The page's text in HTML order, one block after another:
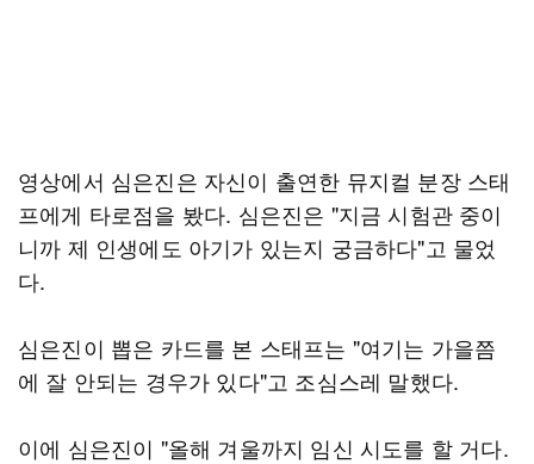
영상에서 심은진은 자신이 출연한 뮤지컬 분장 스태
프에게 타로점을 봤다. 심은진은 "지금 시험관 중이
니까 제 인생에도 아기가 있는지 궁금하다"고 물었
다.
심은진이 뽑은 카드를 본 스태프는 "여기는 가을쯤
에 잘 안되는 경우가 있다"고 조심스레 말했다.
이에 심은진이 "올해 겨울까지 임신 시도를 할 거다.